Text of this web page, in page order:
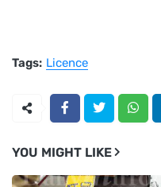
Tags: Licence
YOU MIGHT LIKE